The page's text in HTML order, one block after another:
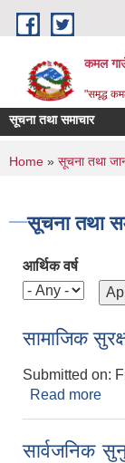
Skip to main content
कमल
"समृद्ध
सूचना तथा समाचार
You are
Home » सूचना तथा
सूचना तथा
आर्थिक वर्ष
सामाजिक
Submitted on:
Read more
सार्वजनिक